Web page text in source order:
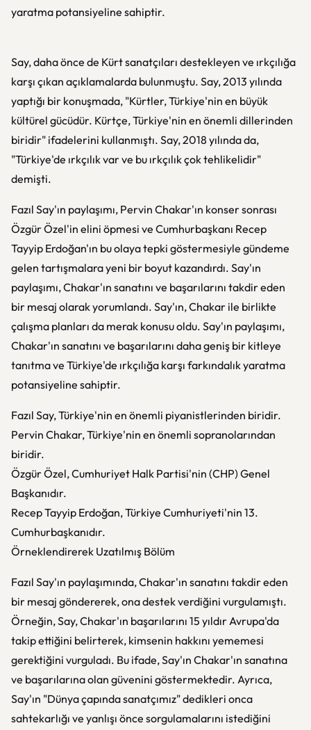
yaratma potansiyeline sahiptir.
Say, daha önce de Kürt sanatçıları destekleyen ve ırkçılığa
karşı çıkan açıklamalarda bulunmuştu. Say, 2013 yılında
yaptığı bir konuşmada, "Kürtler, Türkiye'nin en büyük
kültürel gücüdür. Kürtçe, Türkiye'nin en önemli dillerinden
biridir" ifadelerini kullanmıştı. Say, 2018 yılında da,
"Türkiye'de ırkçılık var ve bu ırkçılık çok tehlikelidir"
demişti.
Fazıl Say'ın paylaşımı, Pervin Chakar'ın konser sonrası
Özgür Özel'in elini öpmesi ve Cumhurbaşkanı Recep
Tayyip Erdoğan'ın bu olaya tepki göstermesiyle gündeme
gelen tartışmalara yeni bir boyut kazandırdı. Say'ın
paylaşımı, Chakar'ın sanatını ve başarılarını takdir eden
bir mesaj olarak yorumlandı. Say'ın, Chakar ile birlikte
çalışma planları da merak konusu oldu. Say'ın paylaşımı,
Chakar'ın sanatını ve başarılarını daha geniş bir kitleye
tanıtma ve Türkiye'de ırkçılığa karşı farkındalık yaratma
potansiyeline sahiptir.
Fazıl Say, Türkiye'nin en önemli piyanistlerinden biridir.
Pervin Chakar, Türkiye'nin en önemli sopranolarından
biridir.
Özgür Özel, Cumhuriyet Halk Partisi'nin (CHP) Genel
Başkanıdır.
Recep Tayyip Erdoğan, Türkiye Cumhuriyeti'nin 13.
Cumhurbaşkanıdır.
Örneklendirerek Uzatılmış Bölüm
Fazıl Say'ın paylaşımında, Chakar'ın sanatını takdir eden
bir mesaj göndererek, ona destek verdiğini vurgulamıştı.
Örneğin, Say, Chakar'ın başarılarını 15 yıldır Avrupa'da
takip ettiğini belirterek, kimsenin hakkını yememesi
gerektiğini vurguladı. Bu ifade, Say'ın Chakar'ın sanatına
ve başarılarına olan güvenini göstermektedir. Ayrıca,
Say'ın "Dünya çapında sanatçımız" dedikleri onca
sahtekarlığı ve yanlışı önce sorgulamalarını istediğini